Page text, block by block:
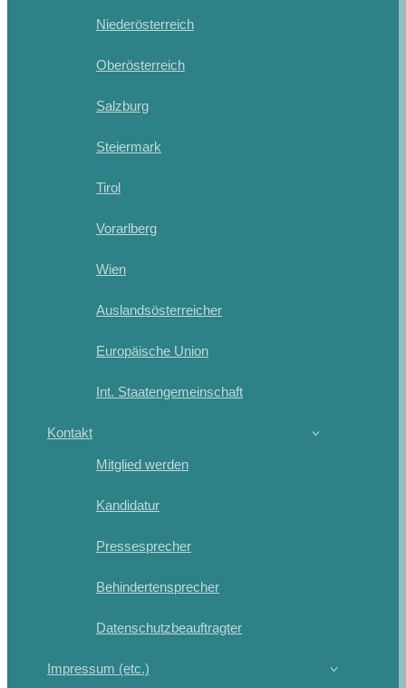
Niederösterreich
Oberösterreich
Salzburg
Steiermark
Tirol
Vorarlberg
Wien
Auslandsösterreicher
Europäische Union
Int. Staatengemeinschaft
Kontakt
Mitglied werden
Kandidatur
Pressesprecher
Behindertensprecher
Datenschutzbeauftragter
Impressum (etc.)